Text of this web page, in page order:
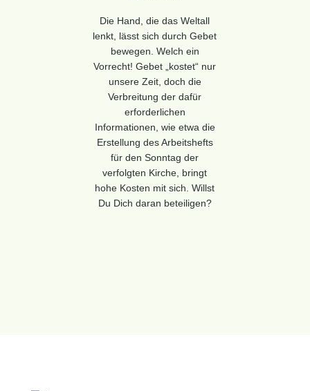
Die Hand, die das Weltall
lenkt, lässt sich durch Gebet
bewegen. Welch ein
Vorrecht! Gebet „kostet“ nur
unsere Zeit, doch die
Verbreitung der dafür
erforderlichen
Informationen, wie etwa die
Erstellung des Arbeitshefts
für den Sonntag der
verfolgten Kirche, bringt
hohe Kosten mit sich. Willst
Du Dich daran beteiligen?